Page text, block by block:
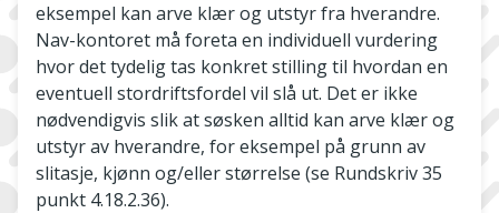
eksempel kan arve klær og utstyr fra hverandre.
Nav-kontoret må foreta en individuell vurdering
hvor det tydelig tas konkret stilling til hvordan en
eventuell stordriftsfordel vil slå ut. Det er ikke
nødvendigvis slik at søsken alltid kan arve klær og
utstyr av hverandre, for eksempel på grunn av
slitasje, kjønn og/eller størrelse (se Rundskriv 35
punkt 4.18.2.36).